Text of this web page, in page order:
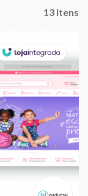
13 Itens